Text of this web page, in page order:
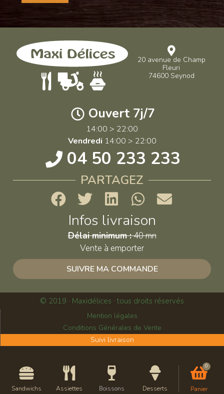
20 avenue de Champ
Fleuri
74600 Seynod
Ouvert 7j/7
14:00 > 22:00
Vendredi 14:00 > 22:00
04 50 233 233
PARTAGEZ
Infos livraison
Délai minimum :40 mn
Vente à emporter
SUIVRE MA COMMANDE
© 2019 · Maxidélices · tous droits réservés
Mention légales
Conditions Générales de Vente
Suivi livraison
Sandwichs Assiettes Boissons Desserts
0
Panier